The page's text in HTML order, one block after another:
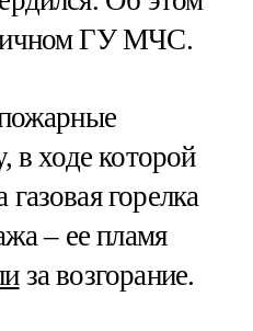
ГУ МЧС.
в ходе которой
горелка
– ее пламя
за возгорание.